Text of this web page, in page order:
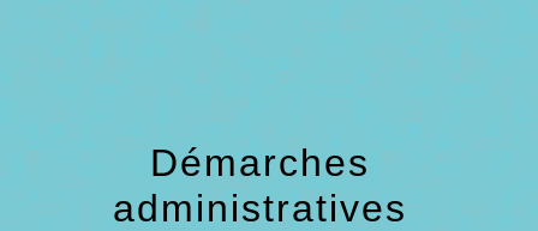
Démarches
administratives